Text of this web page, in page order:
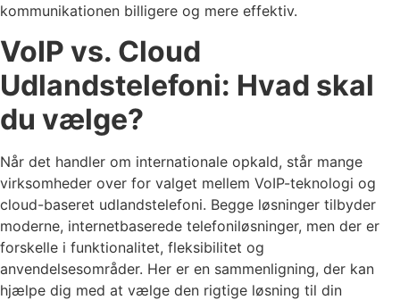
kommunikationen billigere og mere effektiv.
VoIP vs. Cloud
Udlandstelefoni: Hvad skal
du vælge?
Når det handler om internationale opkald, står mange
virksomheder over for valget mellem VoIP-teknologi og
cloud-baseret udlandstelefoni. Begge løsninger tilbyder
moderne, internetbaserede telefoniløsninger, men der er
forskelle i funktionalitet, fleksibilitet og
anvendelsesområder. Her er en sammenligning, der kan
hjælpe dig med at vælge den rigtige løsning til din